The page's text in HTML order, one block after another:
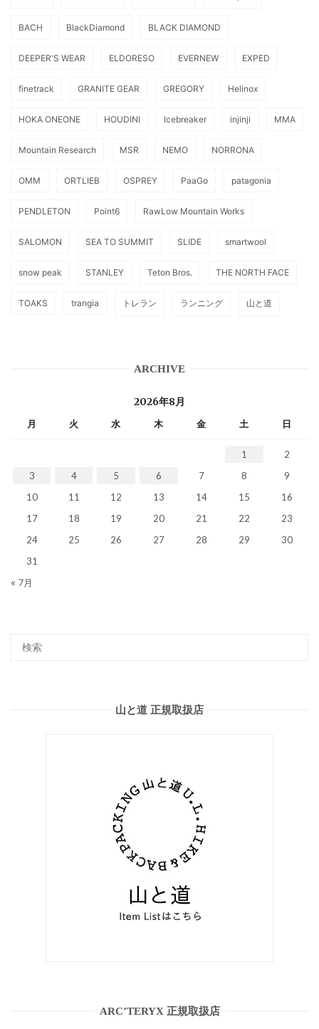
BACH BlackDiamond BLACK DIAMOND
DEEPER'S WEAR ELDORESO EVERNEW EXPED
finetrack GRANITE GEAR GREGORY Helinox
HOKA ONEONE HOUDINI Icebreaker injinji MMA
Mountain Research MSR NEMO NORRONA
OMM ORTLIEB OSPREY PaaGo patagonia
PENDLETON Point6 RawLow Mountain Works
SALOMON SEA TO SUMMIT SLIDE smartwool
snow peak STANLEY Teton Bros. THE NORTH FACE
TOAKS trangia トレラン ランニング 山と道
ARCHIVE
2026年8月
月 火 水 木 金 土 日
1
2
3
4 5 6 7 8
9
10
11 12 13 14 15
16
17
18 19 20 21 22
23
24
25 26 27 28 29
30
31
« 7月
山と道 正規取扱店
ARC’TERYX 正規取扱店